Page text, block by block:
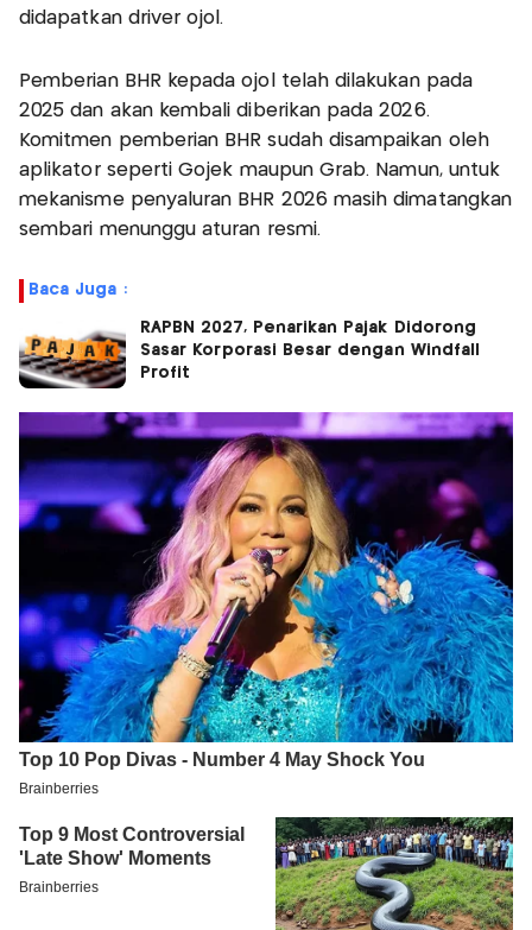
didapatkan driver ojol.
Pemberian BHR kepada ojol telah dilakukan pada
2025 dan akan kembali diberikan pada 2026.
Komitmen pemberian BHR sudah disampaikan oleh
aplikator seperti Gojek maupun Grab. Namun, untuk
mekanisme penyaluran BHR 2026 masih dimatangkan
sembari menunggu aturan resmi.
Baca Juga :
RAPBN 2027, Penarikan Pajak Didorong
Sasar Korporasi Besar dengan Windfall
Profit